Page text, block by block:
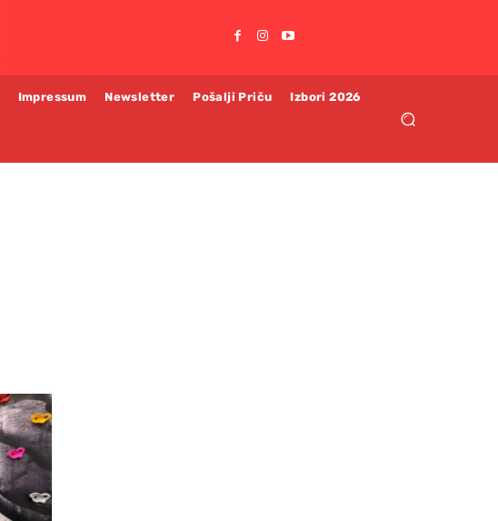
Impressum Newsletter Pošalji Priču Izbori 2026